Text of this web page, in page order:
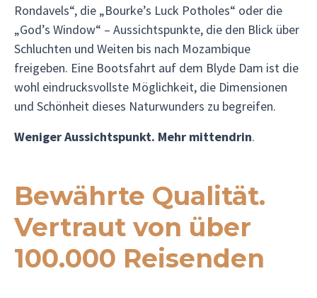
Rondavels“, die „Bourke’s Luck Potholes“ oder die
„God’s Window“ – Aussichtspunkte, die den Blick über
Schluchten und Weiten bis nach Mozambique
freigeben. Eine Bootsfahrt auf dem Blyde Dam ist die
wohl eindrucksvollste Möglichkeit, die Dimensionen
und Schönheit dieses Naturwunders zu begreifen.
Weniger Aussichtspunkt. Mehr mittendrin.
Bewährte Qualität.
Vertraut von über
100.000 Reisenden